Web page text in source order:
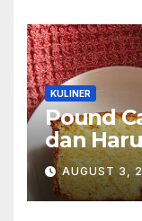
KULINER
Pound
dan
Tak
Pesona
AUGUST 3,